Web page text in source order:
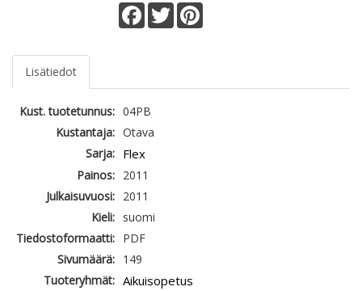
Facebook
Twitter
Lisätiedot
Kust. tuotetunnus: 04PB
Kustantaja: Otava
Sarja: Flex
Painos: 2011
Julkaisuvuosi: 2011
Kieli: suomi
Tiedostoformaatti: PDF
Sivumäärä: 149
Tuoteryhmät: Aikuisopetus